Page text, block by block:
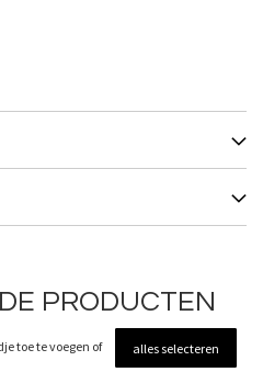
PRODUCTEN
toe te voegen of alles selecteren